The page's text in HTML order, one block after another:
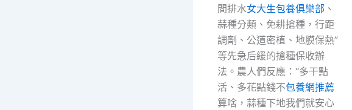
間排水女大生包養俱樂部 、
蒜種分類、免耕搶種，行距
調劑、公道密植、地膜保熱”
等先急后緩的搶種保收辦
法。農人們反應：“多干點
活、多花點錢不包養網推薦
算啥，蒜種下地我們就安心